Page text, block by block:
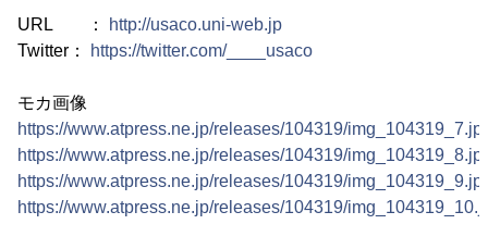
URL ：
http://usaco.uni-web.jp
Twitter：
https://twitter.com/____usaco
モカ画像
https://www.atpress.ne.jp/releases/104319/
https://www.atpress.ne.jp/releases/104319/
https://www.atpress.ne.jp/releases/104319/
https://www.atpress.ne.jp/releases/104319/